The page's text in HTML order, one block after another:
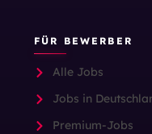
FÜR BEWERBER
Alle Jobs
Jobs in
Premium-Jobs